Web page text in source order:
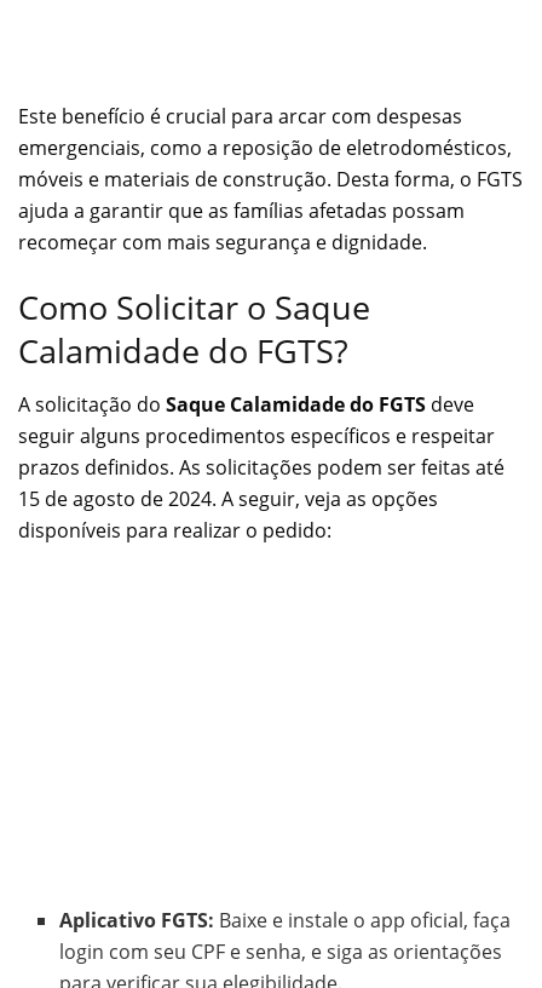
Este benefício é crucial para arcar com despesas
emergenciais, como a reposição de eletrodomésticos,
móveis e materiais de construção. Desta forma, o FGTS
ajuda a garantir que as famílias afetadas possam
recomeçar com mais segurança e dignidade.
Como Solicitar o Saque
Calamidade do FGTS?
A solicitação do Saque Calamidade do FGTS deve
seguir alguns procedimentos específicos e respeitar
prazos definidos. As solicitações podem ser feitas até
15 de agosto de 2024. A seguir, veja as opções
disponíveis para realizar o pedido:
Aplicativo FGTS: Baixe e instale o app oficial, faça
login com seu CPF e senha, e siga as orientações